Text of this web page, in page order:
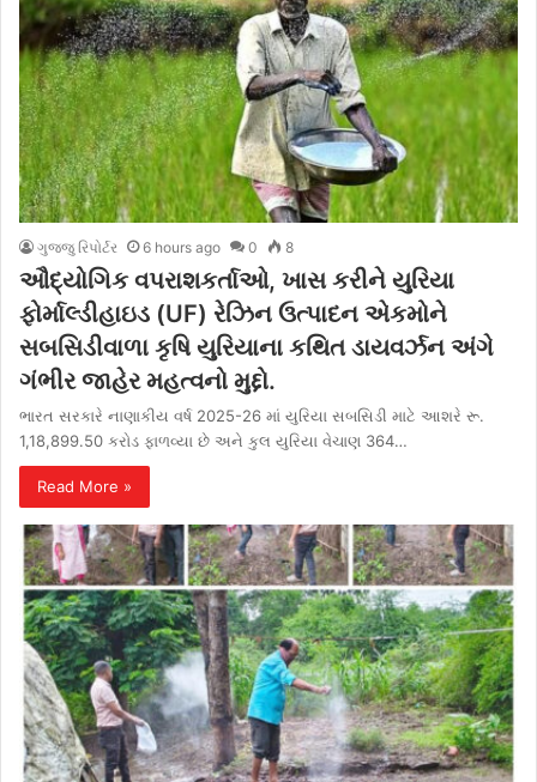
ગુજ્જુ રિપોર્ટર 6 hours ago 0 8
ઔદ્યોગિક વપરાશકર્તાઓ, ખાસ કરીને યુરિયા
ફોર્માલ્ડીહાઇડ (UF) રેઝિન ઉત્પાદન એકમોને
સબસિડીવાળા કૃષિ યુરિયાના કથિત ડાયવર્ઝન અંગે
ગંભીર જાહેર મહત્વનો મુદ્દો.
ભારત સરકારે નાણાકીય વર્ષ 2025-26 માં યુરિયા સબસિડી માટે આશરે રૂ.
1,18,899.50 કરોડ ફાળવ્યા છે અને કુલ યુરિયા વેચાણ 364…
Read More »